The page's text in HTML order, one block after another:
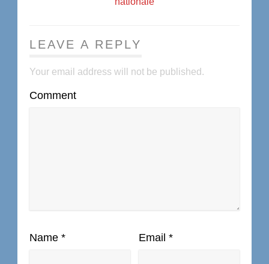
LEAVE A REPLY
Your email address will not be published.
Comment
Name * Email *